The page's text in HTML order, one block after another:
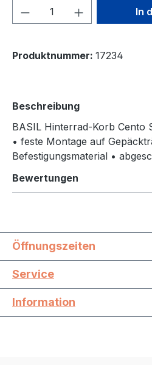
Produkt Anzahl: In
Produktnummer: 17234
Beschreibung
BASIL Hinterrad-Korb Cento
• feste Montage auf
Befestigungsmaterial •
Bewertungen
Öffnungszeiten
Service
Information